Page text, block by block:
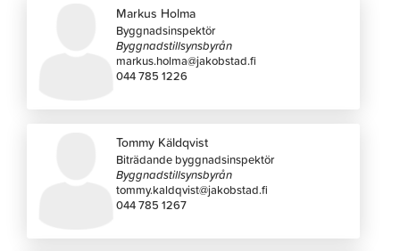
Markus Holma
Byggnadsinspektör
Byggnadstillsynsbyrån
markus.holma@jakobstad.fi
044 785 1226
Tommy Käldqvist
Biträdande byggnadsinspektör
Byggnadstillsynsbyrån
tommy.kaldqvist@jakobstad.fi
044 785 1267